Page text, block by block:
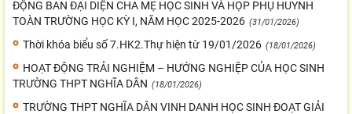
ĐỘNG BAN ĐẠI DIỆN CHA MẸ HỌC SINH VÀ HỌP PHỤ HUYNH
TOÀN TRƯỜNG HỌC KỲ I, NĂM HỌC 2025-2026 (31/01/2026)
Thời khóa biểu số 7.HK2.Thự hiện từ 19/01/2026 (18/01/2026)
HOẠT ĐỘNG TRẢI NGHIỆM – HƯỚNG NGHIỆP CỦA HỌC SINH
TRƯỜNG THPT NGHĨA DÂN (18/01/2026)
TRƯỜNG THPT NGHĨA DÂN VINH DANH HỌC SINH ĐOẠT GIẢI